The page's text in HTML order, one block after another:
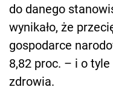
do danego
wynikało, że
gospodarce
8,82 proc. – i o tyle
zdrowia.